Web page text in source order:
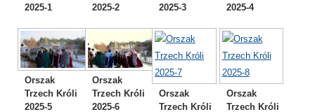
2025-1
2025-2
2025-3
2025-4
Orszak
Trzech Króli
2025-5
Orszak
Trzech Króli
2025-6
Orszak
Trzech Króli
Orszak
Trzech Króli